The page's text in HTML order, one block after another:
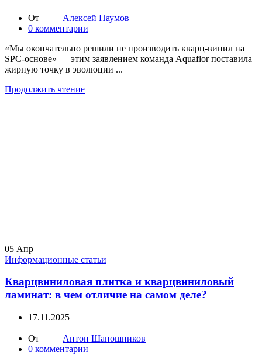
От
Алексей Наумов
0 комментарии
«Мы окончательно решили не производить кварц-винил на
SPC-основе» — этим заявлением команда Aquaflor поставила
жирную точку в эволюции ...
Продолжить чтение
05 Апр
Информационные статьи
Кварцвиниловая плитка и кварцвиниловый
ламинат: в чем отличие на самом деле?
17.11.2025
От
Антон Шапошников
0 комментарии